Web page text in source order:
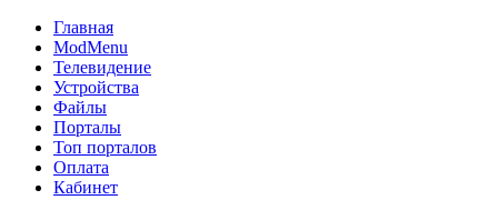
Главная
ModMenu
Телевидение
Устройства
Файлы
Порталы
Топ порталов
Оплата
Кабинет